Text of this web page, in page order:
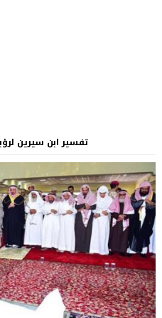
تفسير ابن سيرين